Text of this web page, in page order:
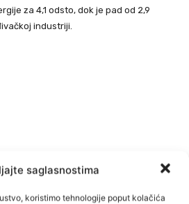
saglasnostima
koristimo tehnologije poput kolačića
za 4,1 odsto, dok je pad od 2,9
industriji.